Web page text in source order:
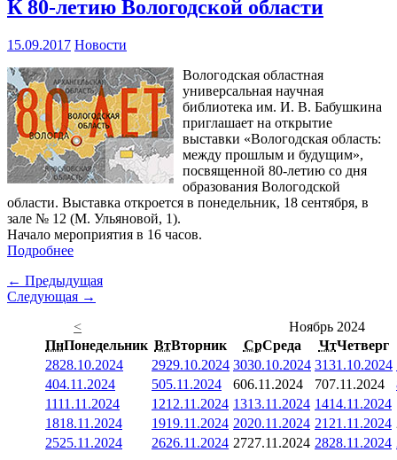
К 80-летию Вологодской области
15.09.2017 Новости
Вологодская областная
универсальная научная
библиотека им. И. В. Бабушкина
приглашает на открытие
выставки «Вологодская область:
между прошлым и будущим»,
посвященной 80-летию со дня
образования Вологодской
области. Выставка откроется в понедельник, 18 сентября, в
зале № 12 (М. Ульяновой, 1).
Начало мероприятия в 16 часов.
Подробнее
← Предыдущая
Следующая →
<
Ноябрь 2024
ПнПонедельник ВтВторник СрСреда ЧтЧетверг
2828.10.2024 2929.10.2024 3030.10.2024 3131.10.2024
404.11.2024 505.11.2024 606.11.2024 707.11.2024
1111.11.2024 1212.11.2024 1313.11.2024 1414.11.2024
1818.11.2024 1919.11.2024 2020.11.2024 21 21.11.2024
2525.11.2024 2626.11.2024 2727.11.2024 2828.11.2024